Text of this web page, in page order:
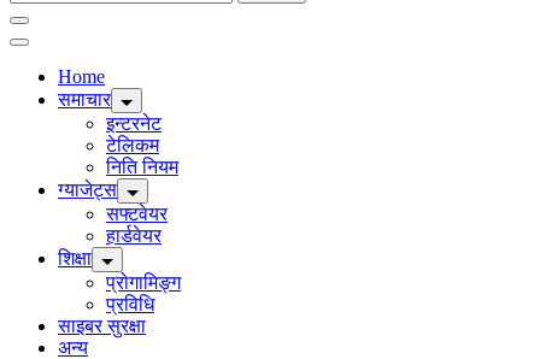
for:
Home
समाचार
इन्टरनेट
टेलिकम
निति नियम
ग्याजेट्स
सफ्टवेयर
हार्डवेयर
शिक्षा
प्रोगामिङ्ग
प्रविधि
साइबर सुरक्षा
अन्य